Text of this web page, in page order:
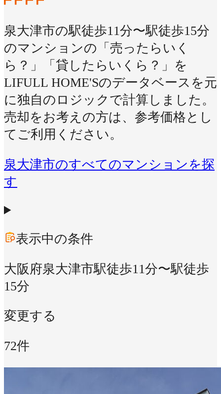
泉大津市の駅徒歩11分〜駅徒歩15分
のマンションの「売ったらいく
ら？」「貸したらいくら？」を
LIFULL HOME'Sのデータベースを元
に独自のロジックで計算しました。
売却をお考えの方は、参考価格とし
てご利用ください。
泉大津市のすべてのマンションを探
す
表示中の条件
大阪府泉大津市駅徒歩11分〜駅徒歩
15分
変更する
72件